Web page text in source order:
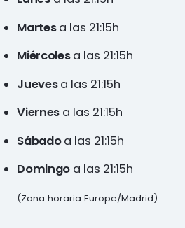
Martesa las 21:15h
Miércolesa las 21:15h
Juevesa las 21:15h
Viernes a las 21:15h
Sábadoa las 21:15h
Domingo a las 21:15h
(Zona horaria Europe/Madrid)